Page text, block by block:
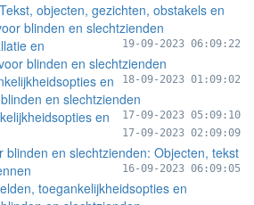
objecten, gezichten, obstakels en
blinden en slechtzienden
19-09-2023 06:09:22
en
blinden en slechtzienden
18-09-2023 01:09:02
en
en slechtzienden
17-09-2023 05:09:10
en
17-09-2023 02:09:09
blinden en slechtzienden: Objecten, tekst
16-09-2023 06:09:05
toegankelijkheidsopties en